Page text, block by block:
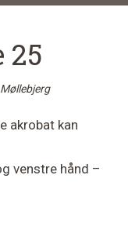
25
akrobat kan
venstre hånd –